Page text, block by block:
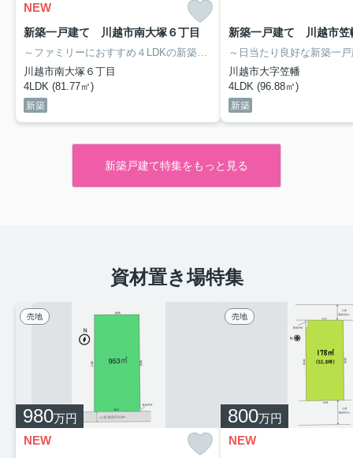
NEW
新築一戸建て 川越市南大塚６丁目
～ファミリーにおすすめ４LDKの新築戸建～
・カースペース２台分(車
川越市南大塚６丁目
4LDK (81.77㎡)
新築
新築一戸建て 川越市笠
～日当たり良好な新築一
川越市大字笠幡
4LDK (96.88㎡)
新築
新築戸建て特集をもっと見る
資材置き場特集
売地
980万円
NEW
売地
800万円
NEW